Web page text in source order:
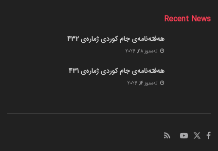
Recent News
هەفتەنامەی جام کوردی ژمارەی 432
ته‌مموز 28, 2026
هەفتەنامەی جام کوردی ژمارەی 431
ته‌مموز 14, 2026